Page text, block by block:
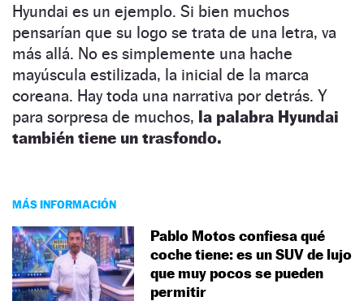
Hyundai es un ejemplo. Si bien muchos
pensarían que su logo se trata de una letra, va
más allá. No es simplemente una hache
mayúscula estilizada, la inicial de la marca
coreana. Hay toda una narrativa por detrás. Y
para sorpresa de muchos, la palabra Hyundai
también tiene un trasfondo.
MÁS INFORMACIÓN
Pablo Motos confiesa qué
coche tiene: es un SUV de lujo
que muy pocos se pueden
permitir